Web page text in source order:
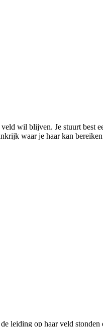
wil blijven. Je stuurt best
waar je haar kan
leiding op haar veld stonden